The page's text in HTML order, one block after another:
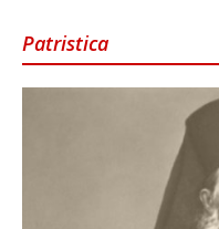
Patristica